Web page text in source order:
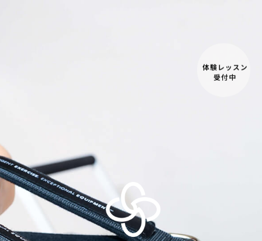
体験レッスン
受付中